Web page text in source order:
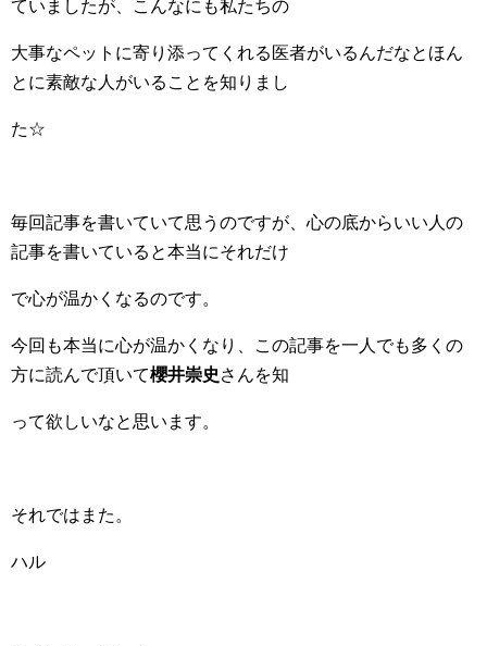
ていましたが、こんなにも私たちの
大事なペットに寄り添ってくれる医者がいるんだなとほん
とに素敵な人がいることを知りまし
た☆
毎回記事を書いていて思うのですが、心の底からいい人の
記事を書いていると本当にそれだけ
で心が温かくなるのです。
今回も本当に心が温かくなり、この記事を一人でも多くの
方に読んで頂いて櫻井崇史 さんを知
って欲しいなと思います。
それではまた。
ハル